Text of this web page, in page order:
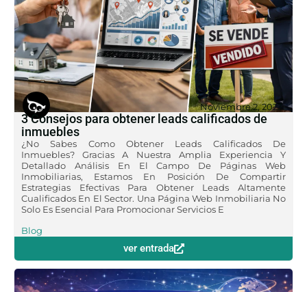
Noviembre 2, 2023
3 Consejos para obtener leads calificados de
inmuebles
¿No Sabes Como Obtener Leads Calificados De
Inmuebles? Gracias A Nuestra Amplia Experiencia Y
Detallado Análisis En El Campo De Páginas Web
Inmobiliarias, Estamos En Posición De Compartir
Estrategias Efectivas Para Obtener Leads Altamente
Cualificados En El Sector. Una Página Web Inmobiliaria No
Solo Es Esencial Para Promocionar Servicios E
Blog
ver entrada